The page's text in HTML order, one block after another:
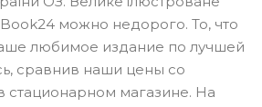
можно недорого. То, что
любимое издание по лучшей
сравнив наши цены со
стационарном магазине. На